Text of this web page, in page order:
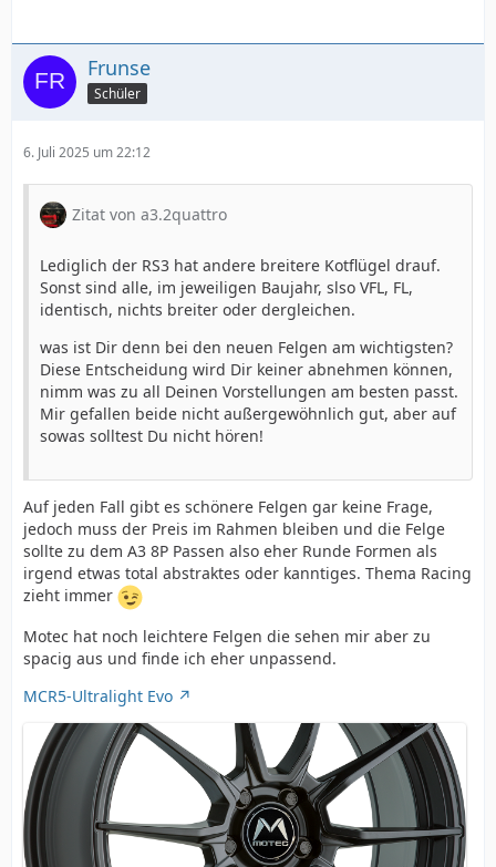
Frunse
Schüler
6. Juli 2025 um 22:12
Zitat von a3.2quattro
Lediglich der RS3 hat andere breitere Kotflügel drauf.
Sonst sind alle, im jeweiligen Baujahr, slso VFL, FL,
identisch, nichts breiter oder dergleichen.
was ist Dir denn bei den neuen Felgen am wichtigsten?
Diese Entscheidung wird Dir keiner abnehmen können,
nimm was zu all Deinen Vorstellungen am besten passt.
Mir gefallen beide nicht außergewöhnlich gut, aber auf
sowas solltest Du nicht hören!
Auf jeden Fall gibt es schönere Felgen gar keine Frage,
jedoch muss der Preis im Rahmen bleiben und die Felge
sollte zu dem A3 8P Passen also eher Runde Formen als
irgend etwas total abstraktes oder kanntiges. Thema Racing
zieht immer
Motec hat noch leichtere Felgen die sehen mir aber zu
spacig aus und finde ich eher unpassend.
MCR5-Ultralight Evo